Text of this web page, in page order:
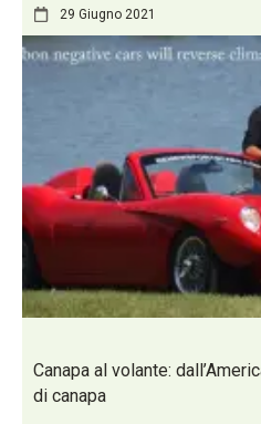
29 Giugno 2021
Canapa al volante:
di canapa